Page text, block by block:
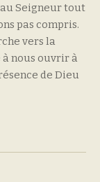
au Seigneur tout
pas compris.
vers la
nous ouvrir à
de Dieu